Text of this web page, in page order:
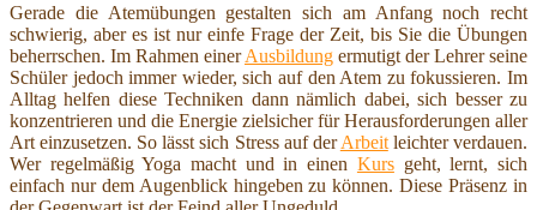
Gerade die Atemübungen gestalten sich am Anfang noch recht
schwierig, aber es ist nur einfe Frage der Zeit, bis Sie die Übungen
beherrschen. Im Rahmen einerAusbildung ermutigt der Lehrer seine
Schüler jedoch immer wieder, sich auf den Atem zu fokussieren. Im
Alltag helfen diese Techniken dann nämlich dabei, sich besser zu
konzentrieren und die Energie zielsicher für Herausforderungen aller
Art einzusetzen. So lässt sich Stress auf derArbeitleichter verdauen.
Wer regelmäßig Yoga macht und in einen Kursgeht, lernt, sich
einfach nur dem Augenblick hingeben zu können. Diese Präsenz in